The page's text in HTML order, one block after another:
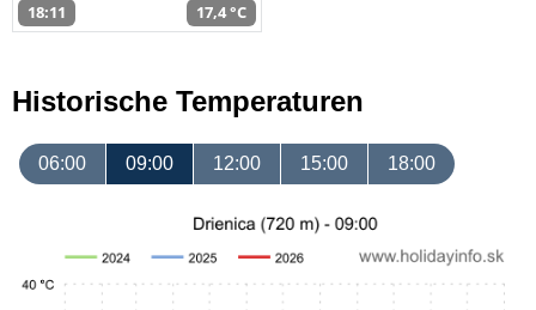
18:11 17,4 °C
Historische Temperaturen
06:00 09:00 12:00 15:00 18:00